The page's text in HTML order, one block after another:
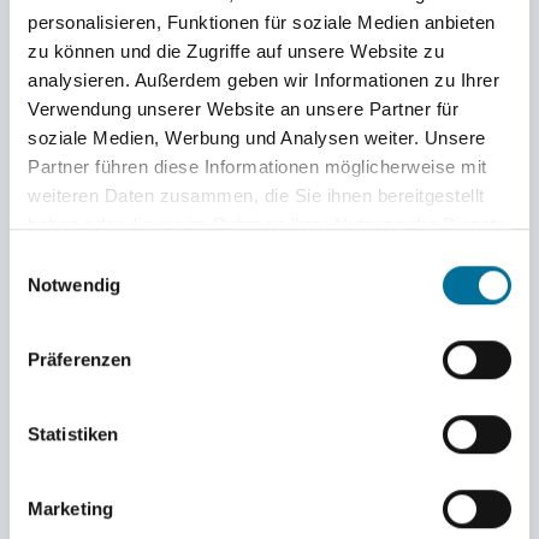
personalisieren, Funktionen für soziale Medien anbieten
zu können und die Zugriffe auf unsere Website zu
analysieren. Außerdem geben wir Informationen zu Ihrer
Verwendung unserer Website an unsere Partner für
soziale Medien, Werbung und Analysen weiter. Unsere
Partner führen diese Informationen möglicherweise mit
weiteren Daten zusammen, die Sie ihnen bereitgestellt
haben oder die sie im Rahmen Ihrer Nutzung der Dienste
Notwendig
Präferenzen
Statistiken
Marketing
kaufmännischen Leiters am Inselinternat und
brachte auch gleich seine ganze Familie – seine
Frau Vanessa und die Kinder Levi und Elisa – mit.
Für ihren Nordsee-Reporthat ihn die
Journalistin und Podcasterin Bärbel Fening vors
Mikrofon gebeten. Ihr hat Tillmann erzählt, wie
gegen Inselidylle einzutauschen, und ihr von
seinen Erfahrungen während der ersten Wochen
Wer jetzt neugierig geworden ist
, kann sich hier